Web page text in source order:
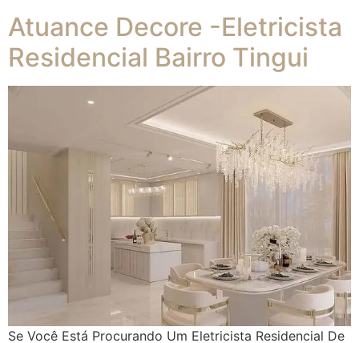
Atuance Decore -Eletricista
Residencial Bairro Tingui
Se Você Está Procurando Um Eletricista Residencial De